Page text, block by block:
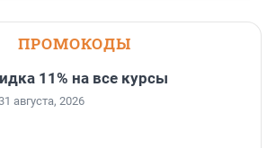
ПРОМОКОДЫ
11% на все курсы
августа, 2026